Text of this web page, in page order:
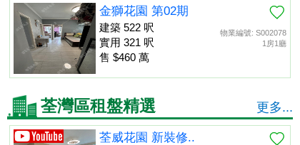
物業編號: S002078
1房1廳
金獅花園 第02期
建築 522 呎
實用 321 呎
售 $460 萬
荃灣區租盤精選 更多...
荃威花園 新裝修..